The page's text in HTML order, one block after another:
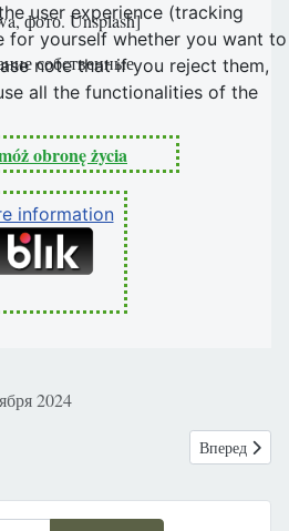
фото. Unsplash]
собственные
obronę życia
2024
Нет разврату!» 1 декабря вСледующий:
Вперед
user experience (tracking
for yourself whether you want to
note that if you reject them,
all the functionalities of the
information